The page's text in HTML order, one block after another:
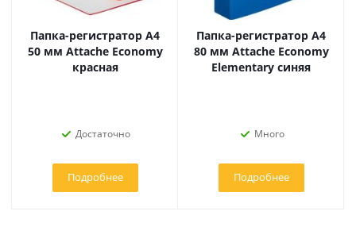
Папка-регистратор А4
50 мм Attache Economy
красная
Достаточно
Подробнее
Папка-регистратор А4
80 мм Attache Economy
Elementary синяя
Много
Подробнее